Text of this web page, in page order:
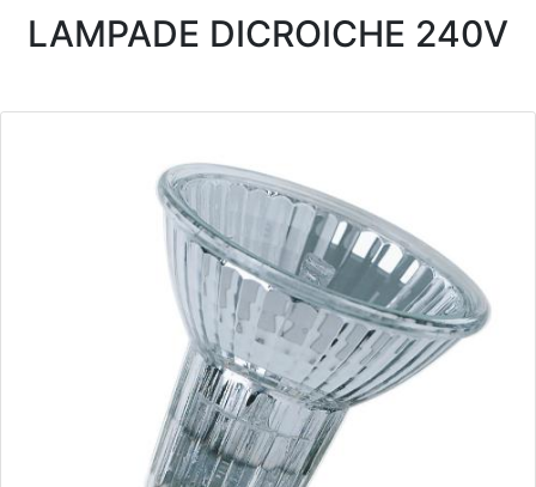
LAMPADE DICROICHE 240V